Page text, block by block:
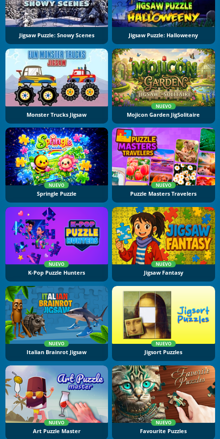
Jigsaw Puzzle: Snowy Scenes Jigsaw Puzzle: Halloweeny
Monster Trucks Jigsaw
NUEVO
Mojicon Garden JigSolitaire
NUEVO
Springle Puzzle
NUEVO
Puzzle Masters Travelers
NUEVO
K-Pop Puzzle Hunters
NUEVO
Jigsaw Fantasy
NUEVO
Italian Brainrot Jigsaw
NUEVO
Jigsort Puzzles
NUEVO
Art Puzzle Master
NUEVO
Favourite Puzzles